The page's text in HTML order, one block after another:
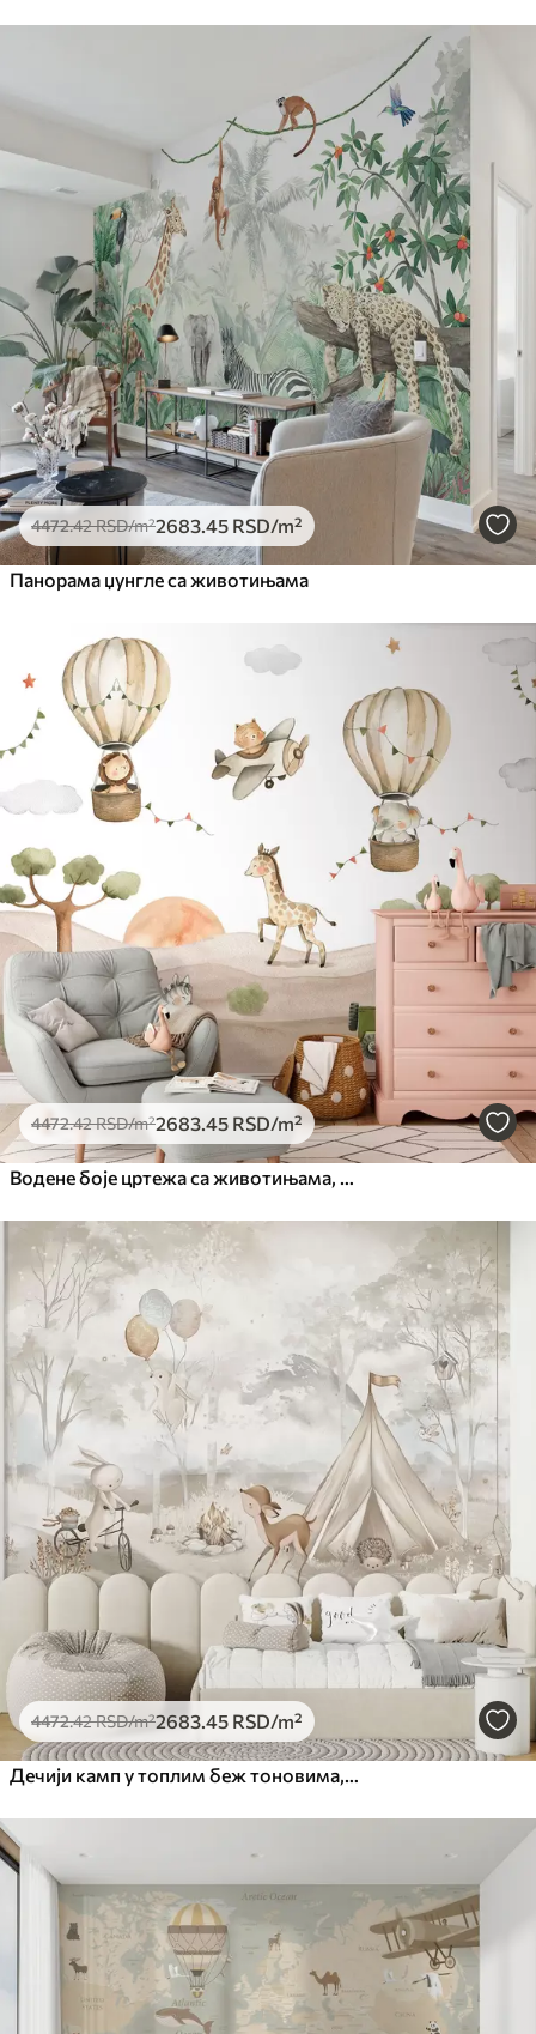
4472.42RSD/m²2683 .45 RSD/m²
Панорама џунгле са животињама
4472.42RSD/m²2683 .45 RSD/m²
4472.42RSD/m²2683 .45 RSD/m²